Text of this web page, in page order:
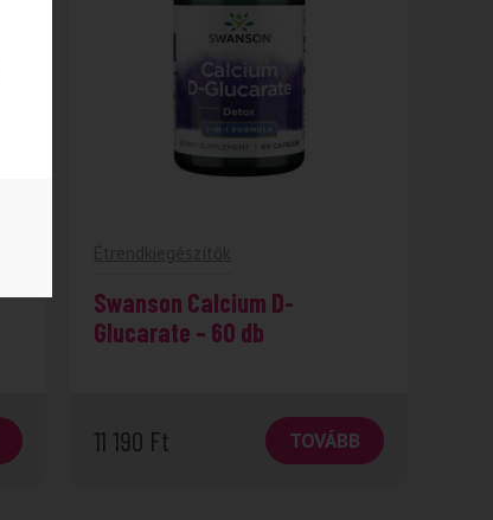
Swanson Calcium D-
Glucarate – 60 db
11 190 Ft TOVÁBB